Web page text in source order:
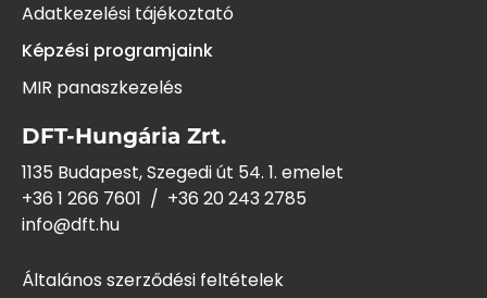
Adatkezelési tájékoztató
Képzési programjaink
MIR panaszkezelés
DFT-Hungária Zrt.
1135 Budapest, Szegedi út 54. 1. emelet
+36 1 266 7601 / +36 20 243 2785
info@dft.hu
Általános szerződési feltételek